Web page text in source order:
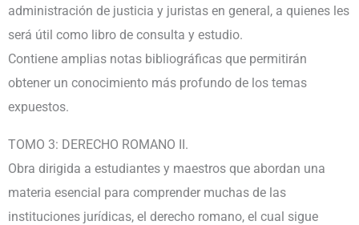
administración de justicia y juristas en general, a quienes les
será útil como libro de consulta y estudio.
Contiene amplias notas bibliográficas que permitirán
obtener un conocimiento más profundo de los temas
expuestos.
TOMO 3: DERECHO ROMANO II.
Obra dirigida a estudiantes y maestros que abordan una
materia esencial para comprender muchas de las
instituciones jurídicas, el derecho romano, el cual sigue